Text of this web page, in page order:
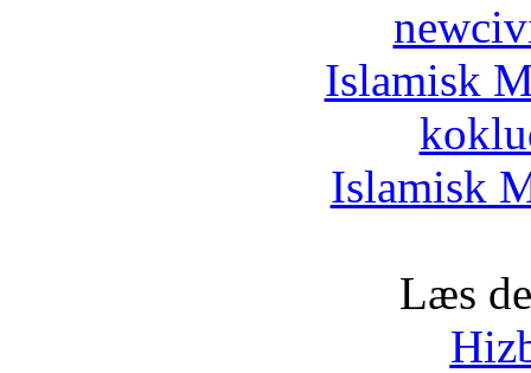
Islamisk
Islamisk
Læs